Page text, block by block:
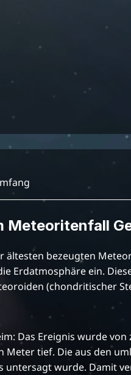
Meteoritenfall
ältesten bezeugten
Erdatmosphäre ein.
(chondritischer
Das Ereignis wurde
tief. Die aus den
untersagt wurde. Damit